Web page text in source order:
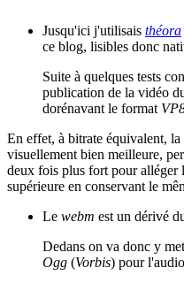
Jusqu'ici j'utilisais théora
ce blog, lisibles donc
Suite à quelques tests
publication de la vidéo
dorénavant le format
En effet, à bitrate équivalent,
visuellement bien meilleure,
deux fois plus fort pour alléger
supérieure en conservant le
Le webm est un dérivé
Dedans on va donc y
Ogg (Vorbis) pour